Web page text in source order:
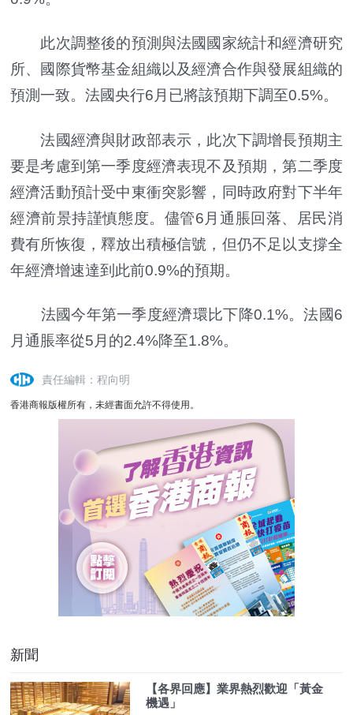
此次調整後的預測與法國國家統計和經濟研究
所、國際貨幣基金組織以及經濟合作與發展組織的
預測一致。法國央行6月已將該預期下調至0.5%。
法國經濟與財政部表示，此次下調增長預期主
要是考慮到第一季度經濟表現不及預期，第二季度
經濟活動預計受中東衝突影響，同時政府對下半年
經濟前景持謹慎態度。儘管6月通脹回落、居民消
費有所恢復，釋放出積極信號，但仍不足以支撐全
年經濟增速達到此前0.9%的預期。
法國今年第一季度經濟環比下降0.1%。法國6
月通脹率從5月的2.4%降至1.8%。
責任編輯：程向明
香港商報版權所有，未經書面允許不得使用。
新聞
【各界回應】業界熱烈歡迎「黃金
機遇」